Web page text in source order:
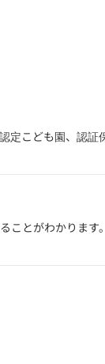
定こども園、認証
とがわかります。